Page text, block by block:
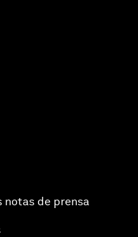
notas de prensa